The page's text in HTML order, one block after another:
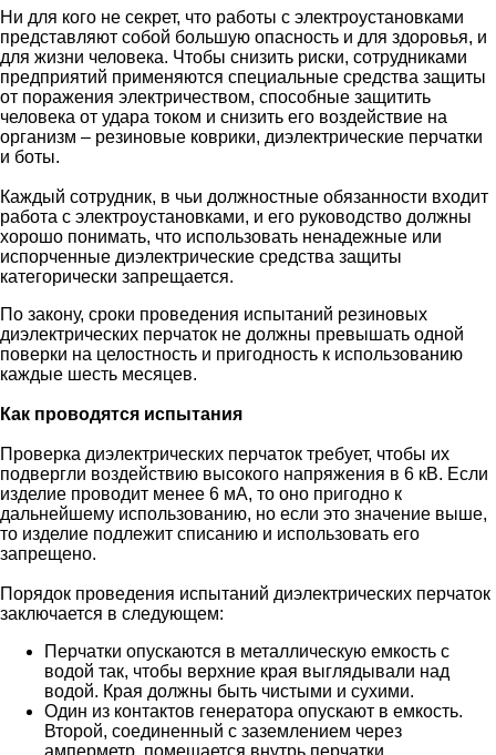
Ни для кого не секрет, что работы с электроустановками
представляют собой большую опасность и для здоровья, и
для жизни человека. Чтобы снизить риски, сотрудниками
предприятий применяются специальные средства защиты
от поражения электричеством, способные защитить
человека от удара током и снизить его воздействие на
организм – резиновые коврики, диэлектрические перчатки
и боты.
Каждый сотрудник, в чьи должностные обязанности входит
работа с электроустановками, и его руководство должны
хорошо понимать, что использовать ненадежные или
испорченные диэлектрические средства защиты
категорически запрещается.
По закону, сроки проведения испытаний резиновых
диэлектрических перчаток не должны превышать одной
поверки на целостность и пригодность к использованию
каждые шесть месяцев.
Как проводятся испытания
Проверка диэлектрических перчаток требует, чтобы их
подвергли воздействию высокого напряжения в 6 кВ. Если
изделие проводит менее 6 мА, то оно пригодно к
дальнейшему использованию, но если это значение выше,
то изделие подлежит списанию и использовать его
запрещено.
Порядок проведения испытаний диэлектрических перчаток
заключается в следующем:
Перчатки опускаются в металлическую емкость с
водой так, чтобы верхние края выглядывали над
водой. Края должны быть чистыми и сухими.
Один из контактов генератора опускают в емкость.
Второй, соединенный с заземлением через
амперметр, помещается внутрь перчатки.